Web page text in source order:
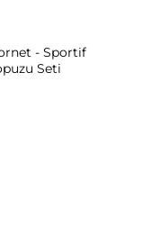
- Sportif
Seti